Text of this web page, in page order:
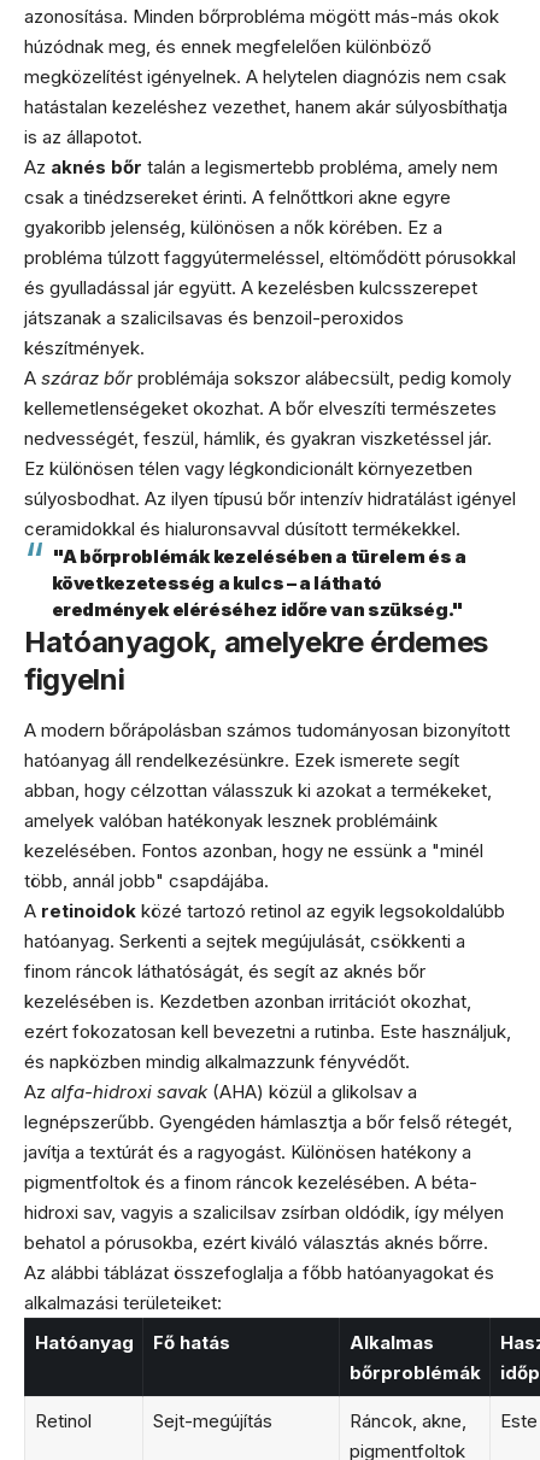
azonosítása. Minden bőrprobléma mögött más-más okok
húzódnak meg, és ennek megfelelően különböző
megközelítést igényelnek. A helytelen diagnózis nem csak
hatástalan kezeléshez vezethet, hanem akár súlyosbíthatja
is az állapotot.
Az aknés bőr talán a legismertebb probléma, amely nem
csak a tinédzsereket érinti. A felnőttkori akne egyre
gyakoribb jelenség, különösen a nők körében. Ez a
probléma túlzott faggyútermeléssel, eltömődött pórusokkal
és gyulladással jár együtt. A kezelésben kulcsszerepet
játszanak a szalicilsavas és benzoil-peroxidos
készítmények.
A száraz bőr problémája sokszor alábecsült, pedig komoly
kellemetlenségeket okozhat. A bőr elveszíti természetes
nedvességét, feszül, hámlik, és gyakran viszketéssel jár.
Ez különösen télen vagy légkondicionált környezetben
súlyosbodhat. Az ilyen típusú bőr intenzív hidratálást igényel
ceramidokkal és hialuronsavval dúsított termékekkel.
"A bőrproblémák kezelésében a türelem és a
következetesség a kulcs – a látható
eredmények eléréséhez időre van szükség."
Hatóanyagok, amelyekre érdemes
figyelni
A modern bőrápolásban számos tudományosan bizonyított
hatóanyag áll rendelkezésünkre. Ezek ismerete segít
abban, hogy célzottan válasszuk ki azokat a termékeket,
amelyek valóban hatékonyak lesznek problémáink
kezelésében. Fontos azonban, hogy ne essünk a "minél
több, annál jobb" csapdájába.
A retinoidok közé tartozó retinol az egyik legsokoldalúbb
hatóanyag. Serkenti a sejtek megújulását, csökkenti a
finom ráncok láthatóságát, és segít az aknés bőr
kezelésében is. Kezdetben azonban irritációt okozhat,
ezért fokozatosan kell bevezetni a rutinba. Este használjuk,
és napközben mindig alkalmazzunk fényvédőt.
Az alfa-hidroxi savak (AHA) közül a glikolsav a
legnépszerűbb. Gyengéden hámlasztja a bőr felső rétegét,
javítja a textúrát és a ragyogást. Különösen hatékony a
pigmentfoltok és a finom ráncok kezelésében. A béta-
hidroxi sav, vagyis a szalicilsav zsírban oldódik, így mélyen
behatol a pórusokba, ezért kiváló választás aknés bőrre.
Az alábbi táblázat összefoglalja a főbb hatóanyagokat és
alkalmazási területeiket:
Hatóanyag
Fő hatás
Alkalmas
bőrproblémák
Retinol Sejt-megújítás
Ráncok, akne,
pigmentfoltok
Este